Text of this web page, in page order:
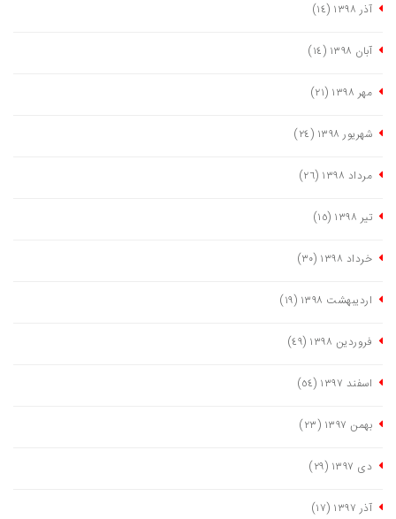
آذر ١٣٩٨ (١٤)
آبان ١٣٩٨ (١٤)
مهر ١٣٩٨ (٢١)
شهریور ١٣٩٨ (٢٤)
مرداد ١٣٩٨ (٢٦)
تیر ١٣٩٨ (١٥)
خرداد ١٣٩٨ (٣٠)
اردیبهشت ١٣٩٨ (١٩)
فروردین ١٣٩٨ (٤٩)
اسفند ١٣٩٧ (٥٤)
بهمن ١٣٩٧ (٢٣)
دی ١٣٩٧ (٢٩)
آذر ١٣٩٧ (١٧)